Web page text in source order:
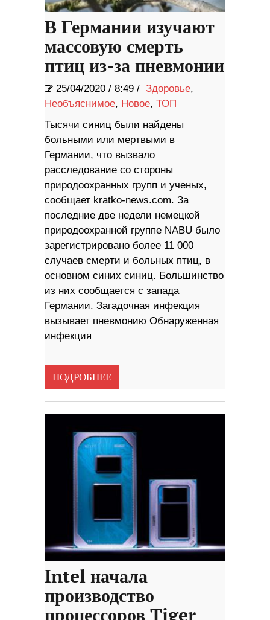
В Германии изучают
массовую смерть
птиц из-за пневмонии
25/04/2020 / 8:49 / Здоровье,
Необъяснимое, Новое, ТОП
Тысячи синиц были найдены
больными или мертвыми в
Германии, что вызвало
расследование со стороны
природоохранных групп и ученых,
сообщает kratko-news.com. За
последние две недели немецкой
природоохранной группе NABU было
зарегистрировано более 11 000
случаев смерти и больных птиц, в
основном синих синиц. Большинство
из них сообщается с запада
Германии. Загадочная инфекция
вызывает пневмонию Обнаруженная
инфекция
ПОДРОБНЕЕ
Intel начала
производство
процессоров Tiger